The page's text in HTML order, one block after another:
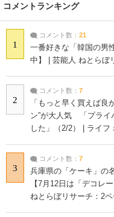
コメントランキング
1
コメント数： 21
一番好きな「韓国の男
中】 | 芸能人 ねとらぼ
2
コメント数： 7
「もっと早く買えば
ン”が大人気 「プライ
した」（2/2） | ライフ
3
コメント数： 7
兵庫県の「ケーキ」の
【7月12日は「デコレ
ねとらぼリサーチ：2ペ